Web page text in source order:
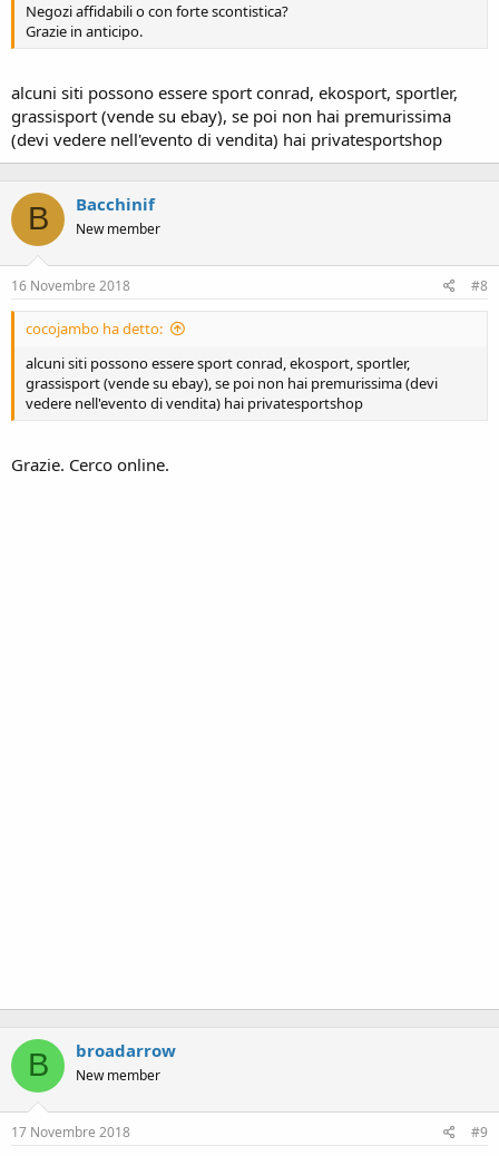
Negozi affidabili o con forte scontistica?
Grazie in anticipo.
alcuni siti possono essere sport conrad, ekosport, sportler,
grassisport (vende su ebay), se poi non hai premurissima
(devi vedere nell'evento di vendita) hai privatesportshop
B Bacchinif
New member
16 Novembre 2018 #8
cocojambo ha detto:
alcuni siti possono essere sport conrad, ekosport, sportler,
grassisport (vende su ebay), se poi non hai premurissima (devi
vedere nell'evento di vendita) hai privatesportshop
Grazie. Cerco online.
B broadarrow
New member
17 Novembre 2018 #9